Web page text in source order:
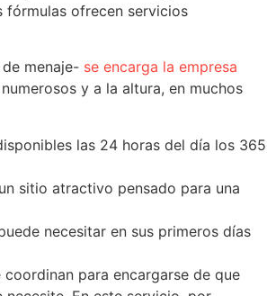
fórmulas ofrecen servicios
menaje- se encarga la empresa
y a la altura, en muchos
las 24 horas del día los 365
sitio atractivo pensado para una
necesitar en sus primeros días
para encargarse de que